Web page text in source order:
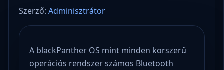
Szerző: Adminisztrátor
A blackPanther OS mint minden korszerű
operációs rendszer számos Bluetooth